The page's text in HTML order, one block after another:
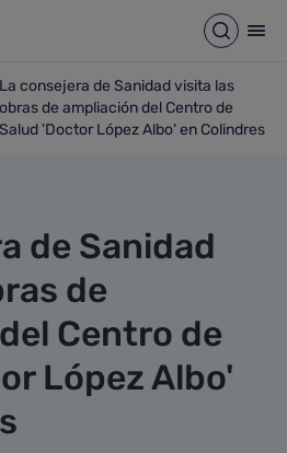
Abrir
del camino de migas
consejera de Sanidad visita las
La consejera de Sanidad visita las
obras de ampliación del Centro de
Salud 'Doctor López Albo' en Colindres
de Sanidad
de
Centro de
López Albo'